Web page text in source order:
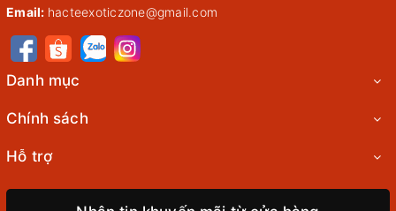
Email: hacteexoticzone@gmail.com
Danh mục
Chính sách
Hỗ trợ